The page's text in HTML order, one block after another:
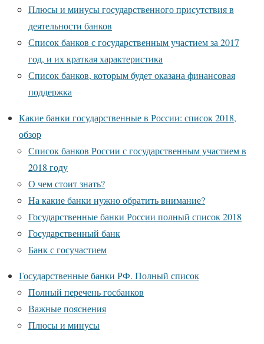
Плюсы и минусы государственного присутствия в
деятельности банков
Список банков с государственным участием за 2017
год, и их краткая характеристика
Список банков, которым будет оказана финансовая
поддержка
Какие банки государственные в России: список 2018,
обзор
Список банков России с государственным участием в
2018 году
О чем стоит знать?
На какие банки нужно обратить внимание?
Государственные банки России полный список 2018
Государственный банк
Банк с госучастием
Государственные банки РФ. Полный список
Полный перечень госбанков
Важные пояснения
Плюсы и минусы